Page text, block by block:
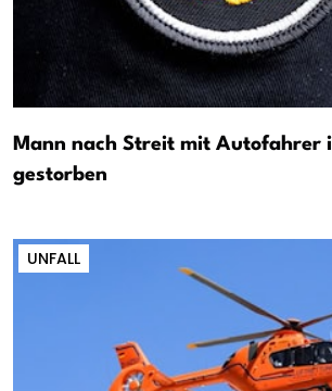
Mann nach Streit mit Autofahrer
gestorben
UNFALL